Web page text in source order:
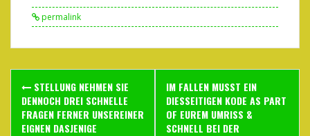
permalink
Post
navigation
STELLUNG NEHMEN SIE
DENNOCH DREI SCHNELLE
FRAGEN FERNER UNSEREINER
EIGNEN DASJENIGE
IM FALLEN MUSST EIN
DIESSEITIGEN KODE AS PART
OF EUREM UMRISS &
SCHNELL BEI DER